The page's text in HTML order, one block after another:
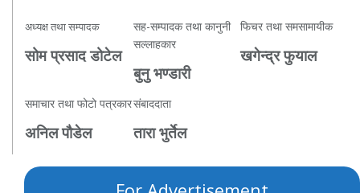
अध्यक्ष तथा सम्पादक
सोम प्रसाद डोटेल
सह-सम्पादक तथा कानुनी
सल्लाहकार
बुनु भण्डारी
फिचर तथा समसामायीक
खगेन्द्र फुयाल
समाचार तथा फोटो पत्रकार
अनिल पौडेल
संबाददाता
तारा भुर्तेल